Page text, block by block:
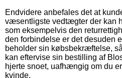
Endvidere anbefales det at
væsentligste vedtægter der kan
som eksempelvis den
den forbindelse er det desuden
beholder sin købsbekræftelse,
kan eftervise sin bestilling af
hjerte snoet, uafhængig om du
kvinde.